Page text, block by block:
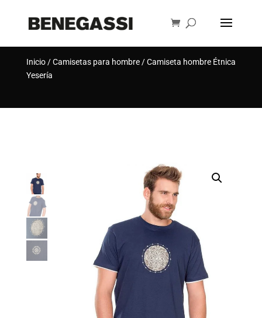
Inicio/Camisetas para hombre/ Camiseta hombre Étnica
Yesería